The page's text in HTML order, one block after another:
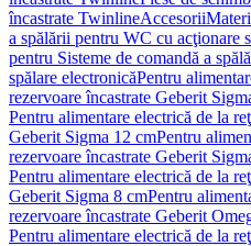
încastrate TwinlineAccesorii
a spălării pentru WC cu acţionare
pentru Sisteme de comandă a
spălare electronicăPentru
rezervoare încastrate Geberit
Pentru alimentare electrică de la
Geberit Sigma 12 cmPentru
rezervoare încastrate Geberit
Pentru alimentare electrică de la
Geberit Sigma 8 cmPentru
rezervoare încastrate Geberit
Pentru alimentare electrică de la